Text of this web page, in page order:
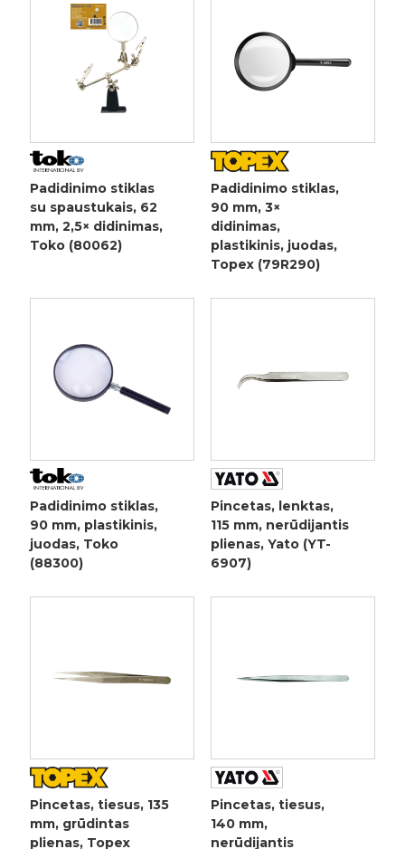
Padidinimo stiklas
su spaustukais, 62
mm, 2,5× didinimas,
Toko (80062)
Padidinimo stiklas,
90 mm, 3×
didinimas,
plastikinis, juodas,
Topex (79R290)
Padidinimo stiklas,
90 mm, plastikinis,
juodas, Toko
(88300)
Pincetas, lenktas,
115 mm, nerūdijantis
plienas, Yato (YT-
6907)
Pincetas, tiesus, 135
mm, grūdintas
plienas, Topex
Pincetas, tiesus,
140 mm,
nerūdijantis